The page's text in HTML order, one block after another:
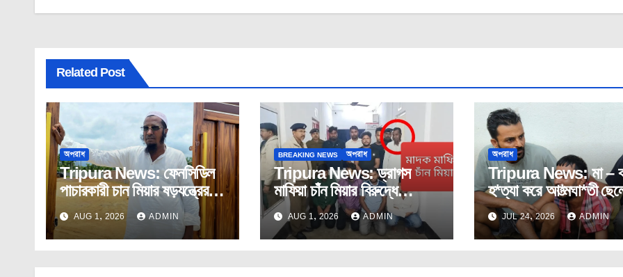
Related Post
অপরাধ
Tripura News: ফেনসিডিল
পাচারকারী চান মিয়ার ষড়যন্ত্রের
শিকার তরুণ সাংবাদিক!
AUG 1, 2026 ADMIN
BREAKING NEWS অপরাধ
Tripura News: ড্রাগস
মাফিয়া চাঁন মিয়ার বিরুদ্ধে
সাংবাদিক রাহুলের মামলা দায়ের।
AUG 1, 2026 ADMIN
অপরাধ
Tripura News: মা –
হ*ত্যা করে আ*ত্মঘা*তী
ঘটনায়পশ্চিম মুহুরীপুরে।
JUL 24, 2026 ADMIN